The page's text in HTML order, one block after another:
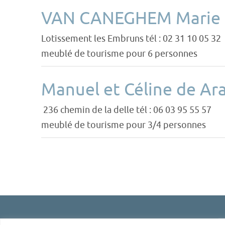
VAN CANEGHEM Marie
Lotissement les Embruns tél : 02 31 10 05 32
meublé de tourisme pour 6 personnes
Manuel et Céline de
236 chemin de la delle tél : 06 03 95 55 57
meublé de tourisme pour 3/4 personnes